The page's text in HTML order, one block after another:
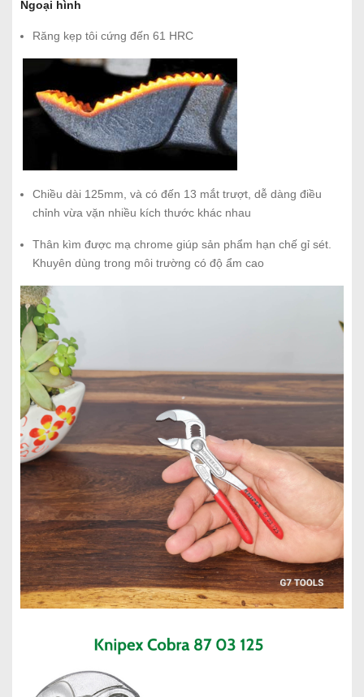
Ngoại hình
Răng kẹp tôi cứng đến 61 HRC
Chiều dài 125mm, và có đến 13 mắt trượt, dễ dàng điều
chỉnh vừa vặn nhiều kích thước khác nhau
Thân kìm được mạ chrome giúp sản phẩm hạn chế gỉ sét.
Khuyên dùng trong môi trường có độ ẩm cao